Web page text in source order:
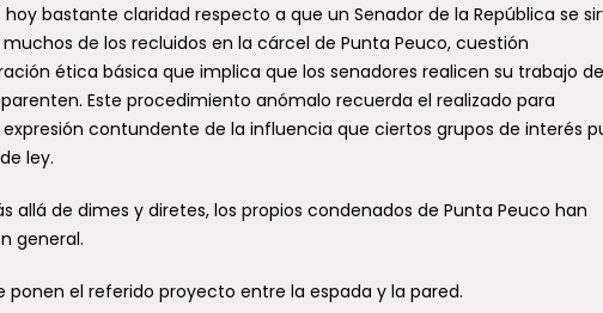
bastante claridad respecto a que un Senador de la República se
de los recluidos en la cárcel de Punta Peuco, cuestión
ética básica que implica que los senadores realicen su trabajo de
Este procedimiento anómalo recuerda el realizado para
contundente de la influencia que ciertos grupos de interés
ley.
allá de dimes y diretes, los propios condenados de Punta Peuco han
general.
el referido proyecto entre la espada y la pared.
El primer despliegue policial
simultáneo realizado en las 346
comunas del país se saldó con 656
personas arrestadas, 33.887...
Municipalidad de Temuco
visitó Seguridad Municipal
de Talca para conocer
botón de pánico
Jahir Yusef: del
símbolo, en
ascenso
Atención, amigos. Radio
emergente...
Programa radial La